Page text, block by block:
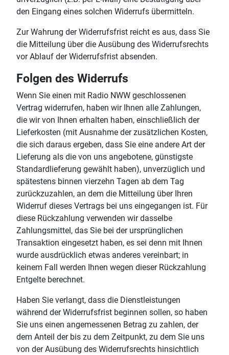
den Eingang eines solchen Widerrufs übermitteln.
Zur Wahrung der Widerrufsfrist reicht es aus, dass Sie
die Mitteilung über die Ausübung des Widerrufsrechts
vor Ablauf der Widerrufsfrist absenden.
Folgen des Widerrufs
Wenn Sie einen mit Radio NWW geschlossenen
Vertrag widerrufen, haben wir Ihnen alle Zahlungen,
die wir von Ihnen erhalten haben, einschließlich der
Lieferkosten (mit Ausnahme der zusätzlichen Kosten,
die sich daraus ergeben, dass Sie eine andere Art der
Lieferung als die von uns angebotene, günstigste
Standardlieferung gewählt haben), unverzüglich und
spätestens binnen vierzehn Tagen ab dem Tag
zurückzuzahlen, an dem die Mitteilung über Ihren
Widerruf dieses Vertrags bei uns eingegangen ist. Für
diese Rückzahlung verwenden wir dasselbe
Zahlungsmittel, das Sie bei der ursprünglichen
Transaktion eingesetzt haben, es sei denn mit Ihnen
wurde ausdrücklich etwas anderes vereinbart; in
keinem Fall werden Ihnen wegen dieser Rückzahlung
Entgelte berechnet.
Haben Sie verlangt, dass die Dienstleistungen
während der Widerrufsfrist beginnen sollen, so haben
Sie uns einen angemessenen Betrag zu zahlen, der
dem Anteil der bis zu dem Zeitpunkt, zu dem Sie uns
von der Ausübung des Widerrufsrechts hinsichtlich